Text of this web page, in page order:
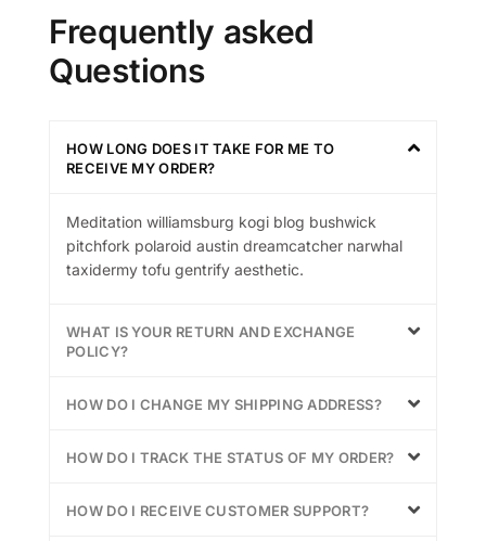
Frequently asked
Questions
HOW LONG DOES IT TAKE FOR ME TO
RECEIVE MY ORDER?
Meditation williamsburg kogi blog bushwick
pitchfork polaroid austin dreamcatcher narwhal
taxidermy tofu gentrify aesthetic.
WHAT IS YOUR RETURN AND EXCHANGE
POLICY?
HOW DO I CHANGE MY SHIPPING ADDRESS?
HOW DO I TRACK THE STATUS OF MY ORDER?
HOW DO I RECEIVE CUSTOMER SUPPORT?